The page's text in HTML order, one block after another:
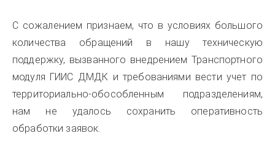
С сожалением признаем, что в условиях большого
количества обращений в нашу техническую
поддержку, вызванного внедрением Транспортного
модуля ГИИС ДМДК и требованиями вести учет по
территориально-обособленным подразделениям,
нам не удалось сохранить оперативность
обработки заявок.